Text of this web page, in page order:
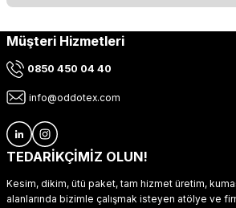
Bu ürünün fiyat bilgisi, resim, ürün
kullanarak tarafımıza iletebilirsiniz.
Ürün resmi kalitesiz, bozuk veya
Ürün açıklamasında eksik bilgiler
Ürün fiyatı diğer sitelerden daha pahalı.
Müşteri Hizmetleri
0850 450 04 40
info@oddotex.com
TEDARİKÇİMİZ OLUN!
Kesim, dikim, ütü paket, tam hizmet üretim,
alanlarında bizimle çalışmak isteyen atölye ve